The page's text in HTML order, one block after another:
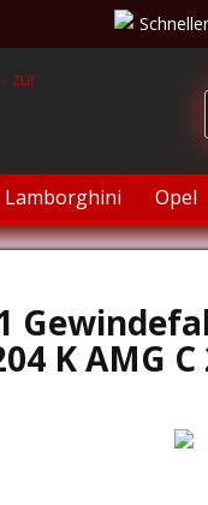
Lamborghini Opel
K AMG